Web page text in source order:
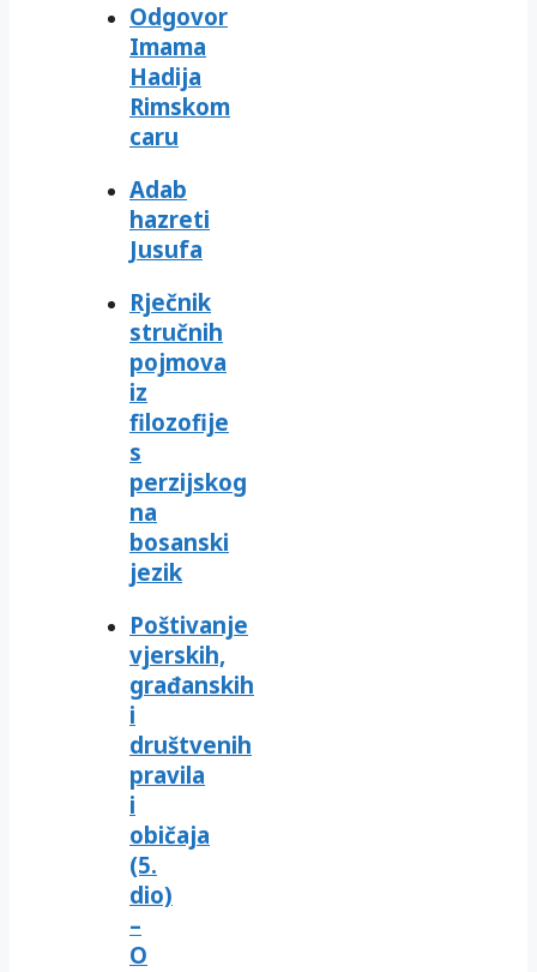
Odgovor
Imama
Hadija
Rimskom
caru
Adab
hazreti
Jusufa
Rječnik
stručnih
pojmova
iz
filozofije
s
perzijskog
na
bosanski
jezik
Poštivanje
vjerskih,
građanskih
i
društvenih
pravila
i
običaja
(5.
dio)
–
O